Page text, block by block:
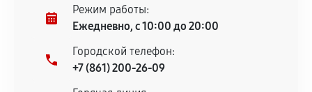
центром.
При этом гарантия на сами комплектующие
продавца. За качество сторонних деталей
сервисный центр ответственности не несет.
Режим работы:
Ежедневно, с 10:00 до 20:00
Городской телефон:
+7 (861) 200-26-09